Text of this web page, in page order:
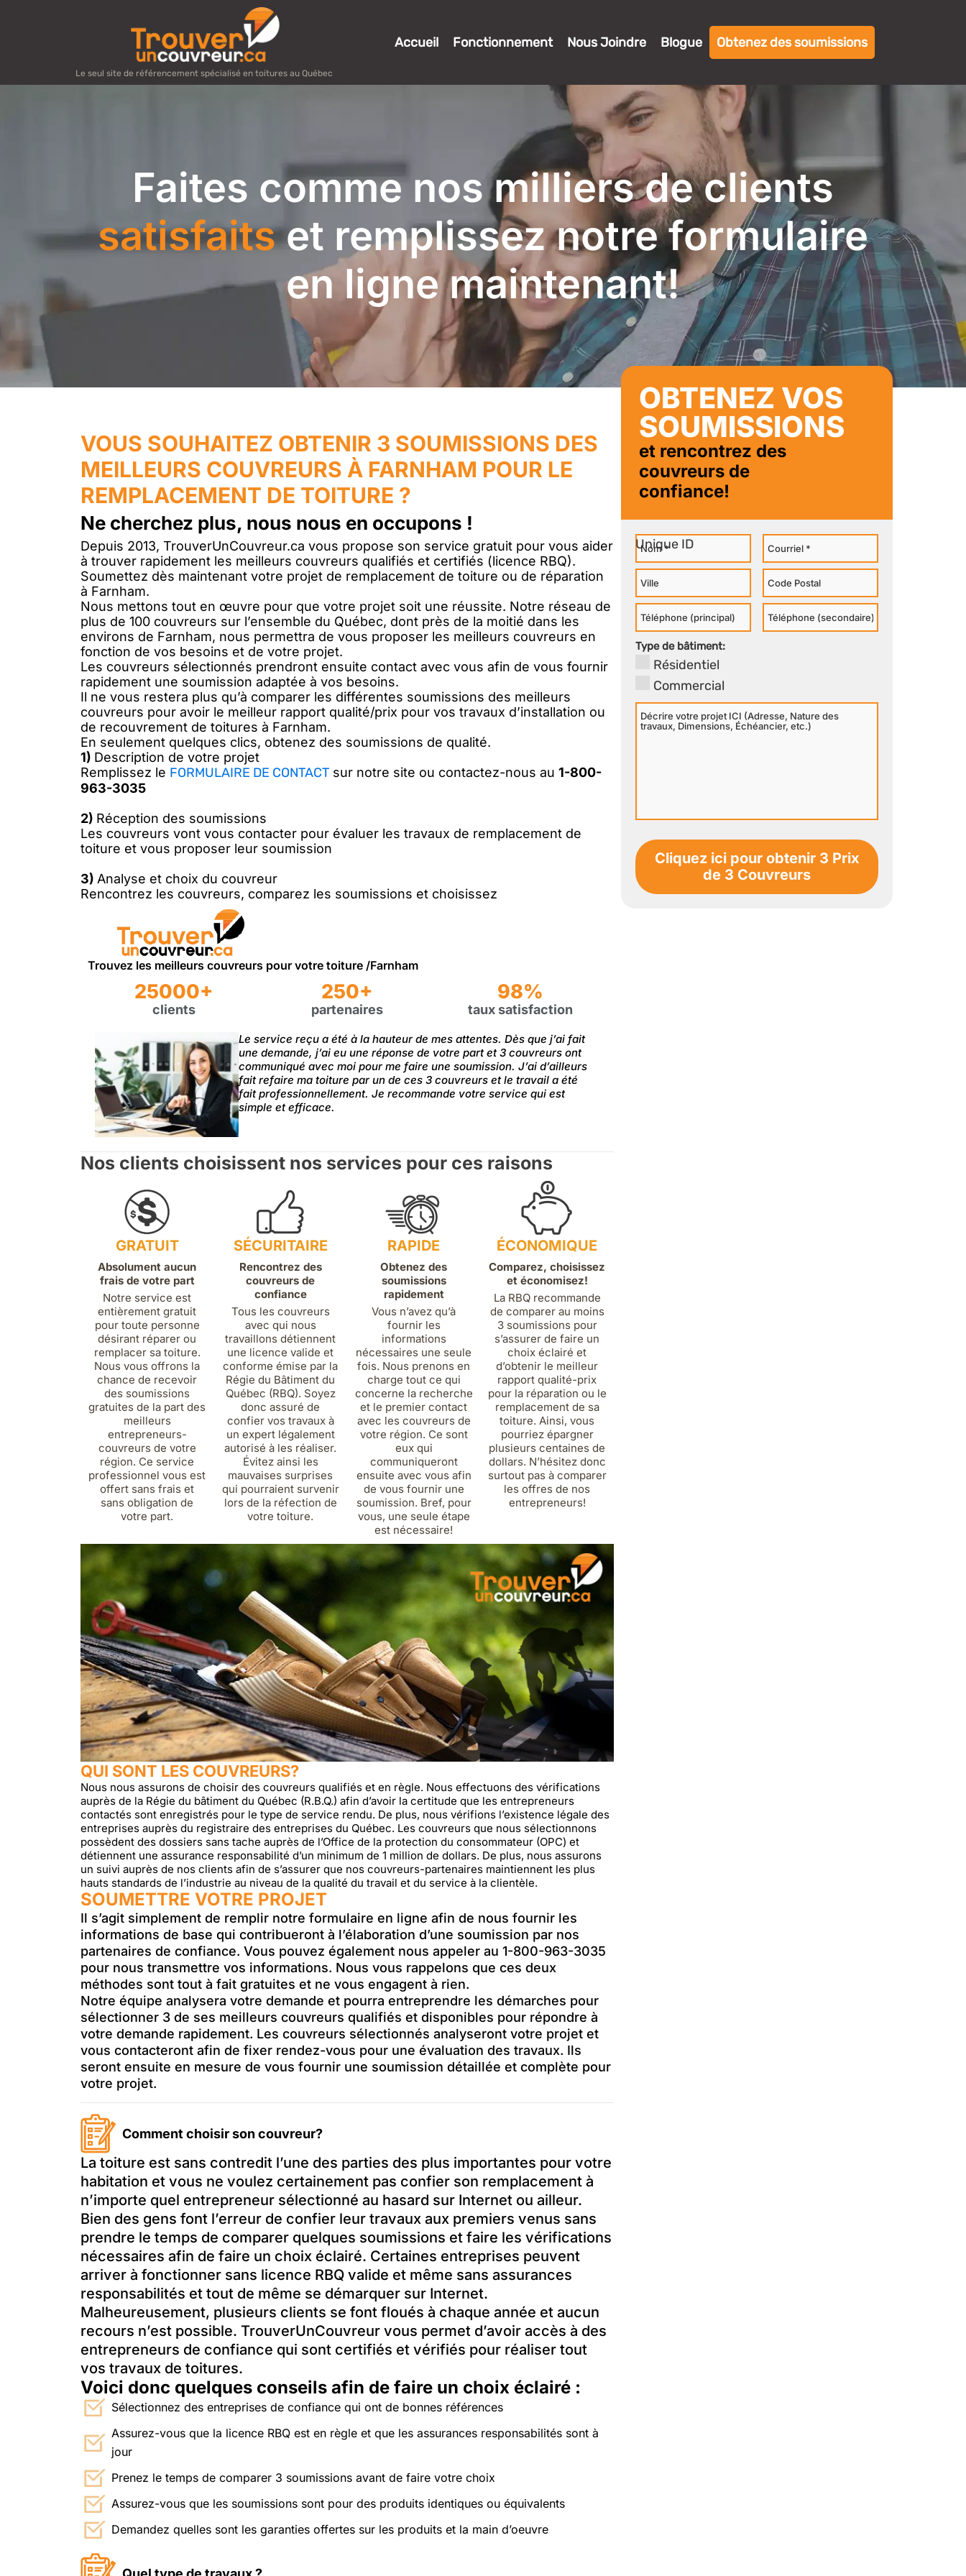
Le seul site de référencement spécialisé en toitures au Québec
Accueil Fonctionnement Nous Joindre Blogue Obtenez des soumissions
Faites comme nos milliers de clients
satisfaitset remplissez notre formulaire
en ligne maintenant!
VOUS SOUHAITEZ OBTENIR 3 SOUMISSIONS DES
MEILLEURS COUVREURS À FARNHAM POUR LE
REMPLACEMENT DE TOITURE ?
Ne cherchez plus, nous nous en occupons !
Depuis 2013, TrouverUnCouvreur.ca vous propose son service gratuit pour vous aider
à trouver rapidement les meilleurs couvreurs qualifiés et certifiés (licence RBQ).
Soumettez dès maintenant votre projet de remplacement de toiture ou de réparation
à Farnham.
Nous mettons tout en œuvre pour que votre projet soit une réussite. Notre réseau de
plus de 100 couvreurs sur l’ensemble du Québec, dont près de la moitié dans les
environs de Farnham, nous permettra de vous proposer les meilleurs couvreurs en
fonction de vos besoins et de votre projet.
Les couvreurs sélectionnés prendront ensuite contact avec vous afin de vous fournir
rapidement une soumission adaptée à vos besoins.
Il ne vous restera plus qu’à comparer les différentes soumissions des meilleurs
couvreurs pour avoir le meilleur rapport qualité/prix pour vos travaux d’installation ou
de recouvrement de toitures à Farnham.
En seulement quelques clics, obtenez des soumissions de qualité.
1) Description de votre projet
Remplissez le FORMULAIRE DE CONTACT sur notre site ou contactez-nous au 1-800-
963-3035
2) Réception des soumissions
Les couvreurs vont vous contacter pour évaluer les travaux de remplacement de
toiture et vous proposer leur soumission
3) Analyse et choix du couvreur
Rencontrez les couvreurs, comparez les soumissions et choisissez
Trouvez les meilleurs couvreurs pour votre toiture /Farnham
25000+
clients
250+
partenaires
98%
taux satisfaction
Le service reçu a été à la hauteur de mes attentes. Dès que j’ai fait
une demande, j’ai eu une réponse de votre part et 3 couvreurs ont
communiqué avec moi pour me faire une soumission. J’ai d’ailleurs
fait refaire ma toiture par un de ces 3 couvreurs et le travail a été
fait professionnellement. Je recommande votre service qui est
simple et efficace.
Nos clients choisissent nos services pour ces raisons
GRATUIT
Absolument aucun
frais de votre part
Notre service est
entièrement gratuit
pour toute personne
désirant réparer ou
remplacer sa toiture.
Nous vous offrons la
chance de recevoir
des soumissions
gratuites de la part des
meilleurs
entrepreneurs-
couvreurs de votre
région. Ce service
professionnel vous est
offert sans frais et
sans obligation de
votre part.
SÉCURITAIRE
Rencontrez des
couvreurs de
confiance
Tous les couvreurs
avec qui nous
travaillons détiennent
une licence valide et
conforme émise par la
Régie du Bâtiment du
Québec (RBQ). Soyez
donc assuré de
confier vos travaux à
un expert légalement
autorisé à les réaliser.
Évitez ainsi les
mauvaises surprises
qui pourraient survenir
lors de la réfection de
votre toiture.
RAPIDE
Obtenez des
soumissions
rapidement
Vous n’avez qu’à
fournir les
informations
nécessaires une seule
fois. Nous prenons en
charge tout ce qui
concerne la recherche
et le premier contact
avec les couvreurs de
votre région. Ce sont
eux qui
communiqueront
ensuite avec vous afin
de vous fournir une
soumission. Bref, pour
vous, une seule étape
est nécessaire!
ÉCONOMIQUE
Comparez, choisissez
et économisez!
La RBQ recommande
de comparer au moins
3 soumissions pour
s’assurer de faire un
choix éclairé et
d’obtenir le meilleur
rapport qualité-prix
pour la réparation ou le
remplacement de sa
toiture. Ainsi, vous
pourriez épargner
plusieurs centaines de
dollars. N’hésitez donc
surtout pas à comparer
les offres de nos
entrepreneurs!
QUI SONT LES COUVREURS?
Nous nous assurons de choisir des couvreurs qualifiés et en règle. Nous effectuons des vérifications
auprès de la Régie du bâtiment du Québec (R.B.Q.) afin d’avoir la certitude que les entrepreneurs
contactés sont enregistrés pour le type de service rendu. De plus, nous vérifions l’existence légale des
entreprises auprès du registraire des entreprises du Québec. Les couvreurs que nous sélectionnons
possèdent des dossiers sans tache auprès de l’Office de la protection du consommateur (OPC) et
détiennent une assurance responsabilité d’un minimum de 1 million de dollars. De plus, nous assurons
un suivi auprès de nos clients afin de s’assurer que nos couvreurs-partenaires maintiennent les plus
hauts standards de l’industrie au niveau de la qualité du travail et du service à la clientèle.
SOUMETTRE VOTRE PROJET
Il s’agit simplement de remplir notre formulaire en ligne afin de nous fournir les
informations de base qui contribueront à l’élaboration d’une soumission par nos
partenaires de confiance. Vous pouvez également nous appeler au 1-800-963-3035
pour nous transmettre vos informations. Nous vous rappelons que ces deux
méthodes sont tout à fait gratuites et ne vous engagent à rien.
Notre équipe analysera votre demande et pourra entreprendre les démarches pour
sélectionner 3 de ses meilleurs couvreurs qualifiés et disponibles pour répondre à
votre demande rapidement. Les couvreurs sélectionnés analyseront votre projet et
vous contacteront afin de fixer rendez-vous pour une évaluation des travaux. Ils
seront ensuite en mesure de vous fournir une soumission détaillée et complète pour
votre projet.
Comment choisir son couvreur?
La toiture est sans contredit l’une des parties des plus importantes pour votre
habitation et vous ne voulez certainement pas confier son remplacement à
n’importe quel entrepreneur sélectionné au hasard sur Internet ou ailleur.
Bien des gens font l’erreur de confier leur travaux aux premiers venus sans
prendre le temps de comparer quelques soumissions et faire les vérifications
nécessaires afin de faire un choix éclairé. Certaines entreprises peuvent
arriver à fonctionner sans licence RBQ valide et même sans assurances
responsabilités et tout de même se démarquer sur Internet.
Malheureusement, plusieurs clients se font floués à chaque année et aucun
recours n’est possible. TrouverUnCouvreur vous permet d’avoir accès à des
entrepreneurs de confiance qui sont certifiés et vérifiés pour réaliser tout
vos travaux de toitures.
Voici donc quelques conseils afin de faire un choix éclairé :
Sélectionnez des entreprises de confiance qui ont de bonnes références
Assurez-vous que la licence RBQ est en règle et que les assurances responsabilités sont à
jour
Prenez le temps de comparer 3 soumissions avant de faire votre choix
Assurez-vous que les soumissions sont pour des produits identiques ou équivalents
Demandez quelles sont les garanties offertes sur les produits et la main d’oeuvre
OBTENEZ VOS
SOUMISSIONS
et rencontrez des
couvreurs de
confiance!
Nom Courriel
Ville
Code
Postal
Téléphone
Principal
Téléphone
Secondaire
Type de bâtiment:
Résidentiel
Commercial
Décrire
votre